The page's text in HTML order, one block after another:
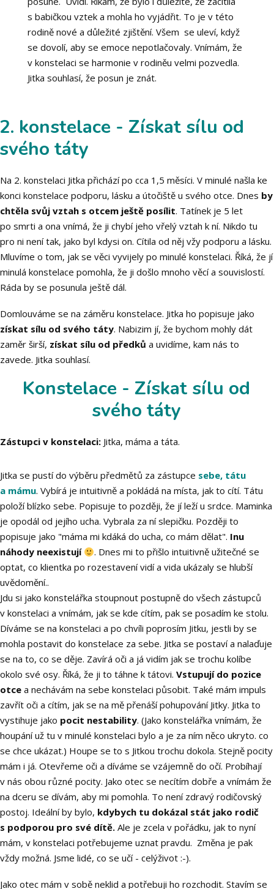
s babičkou vztek a mohla ho vyjádřit. To je v této
rodině nové a důležité zjištění. Všem se uleví, když
se dovolí, aby se emoce nepotlačovaly. Vnímám, že
v konstelaci se harmonie v rodiněu velmi pozvedla.
Jitka souhlasí, že posun je znát.
konstelace - Získat sílu od
táty
Na 2. konstelaci Jitka přichází po cca 1,5 měsíci. V minulé našla ke
konci konstelace podporu, lásku a útočiště u svého otce. Dnes by
chtěla svůj vztah s otcem ještě posílit. Tatínek je 5 let
po smrti a ona vnímá, že ji chybí jeho vřelý vztah k ní. Nikdo tu
pro ni není tak, jako byl kdysi on. Cítila od něj vžy podporu a lásku.
Mluvíme o tom, jak se věci vyvijely po minulé konstelaci. Říká, že jí
minulá konstelace pomohla, že ji došlo mnoho věcí a souvislostí.
Ráda by se posunula ještě dál.
Domlouváme se na záměru konstelace. Jitka ho popisuje jako
získat sílu od svého táty. Nabizim jí, že bychom mohly dát
zaměr širší, získat sílu od předků a uvidíme, kam nás to
zavede. Jitka souhlasí.
Konstelace - Získat sílu od
svého táty
Zástupci v konstelaci: Jitka, máma a táta.
Jitka se pustí do výběru předmětů za zástupce sebe, tátu
a mámu. Vybírá je intuitivně a pokládá na místa, jak to cítí. Tátu
položí blízko sebe. Popisuje to později, že jí leží u srdce. Maminka
je opodál od jejího ucha. Vybrala za ní slepičku. Později to
popisuje jako "máma mi kdáká do ucha, co mám dělat". Inu
náhody neexistují
. Dnes mi to přišlo intuitivně užitečné se
optat, co klientka po rozestavení vidí a vida ukázaly se hlubší
uvědomění..
Jdu si jako konstelářka stoupnout postupně do všech zástupců
v konstelaci a vnímám, jak se kde cítím, pak se posadím ke stolu.
Díváme se na konstelaci a po chvíli poprosím Jitku, jestli by se
mohla postavit do konstelace za sebe. Jitka se postaví a nalaďuje
se na to, co se děje. Zavírá oči a já vidím jak se trochu kolíbe
okolo své osy. Říká, že ji to táhne k tátovi. Vstupují do pozice
otce a nechávám na sebe konstelaci působit. Také mám impuls
zavřít oči a cítím, jak se na mě přenáší pohupování Jitky. Jitka to
vystihuje jako pocit nestability. (Jako konstelářka vnímám, že
houpání už tu v minulé konstelaci bylo a je za ním něco ukryto. co
se chce ukázat.) Houpe se to s Jitkou trochu dokola. Stejně pocity
mám i já. Otevřeme oči a díváme se vzájemně do očí. Probíhají
v nás obou různé pocity. Jako otec se necítím dobře a vnímám že
na dceru se dívám, aby mi pomohla. To není zdravý rodičovský
postoj. Ideální by bylo, kdybych tu dokázal stát jako rodič
s podporou pro své dítě. Ale je zcela v pořádku, jak to nyní
mám, v konstelaci potřebujeme uznat pravdu. Změna je pak
vždy možná. Jsme lidé, co se učí - celýživot :-).
Jako otec mám v sobě neklid a potřebuji ho rozchodit. Stavím se